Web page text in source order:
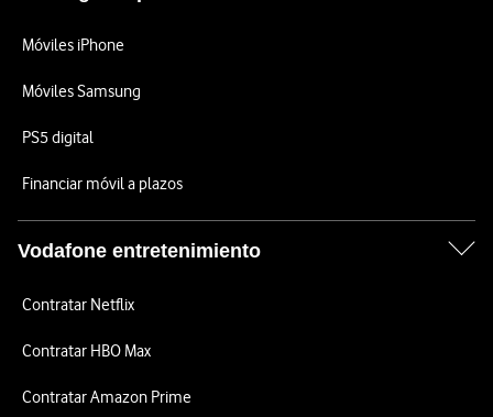
Móviles iPhone
Móviles Samsung
PS5 digital
Financiar móvil a plazos
Vodafone entretenimiento
Contratar Netflix
Contratar HBO Max
Contratar Amazon Prime